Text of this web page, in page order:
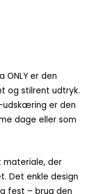
ONLY er den
og stilrent udtryk.
udskæring er den
dage eller som
materiale, der
Det enkle design
fest – brug den